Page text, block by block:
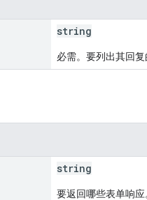
string
必需。要列出其回复
string
要返回哪些表单响